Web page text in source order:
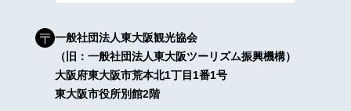
一般社団法人東大阪観光協会
（旧：一般社団法人東大阪ツーリズム振興機構）
大阪府東大阪市荒本北1丁目1番1号
東大阪市役所別館2階